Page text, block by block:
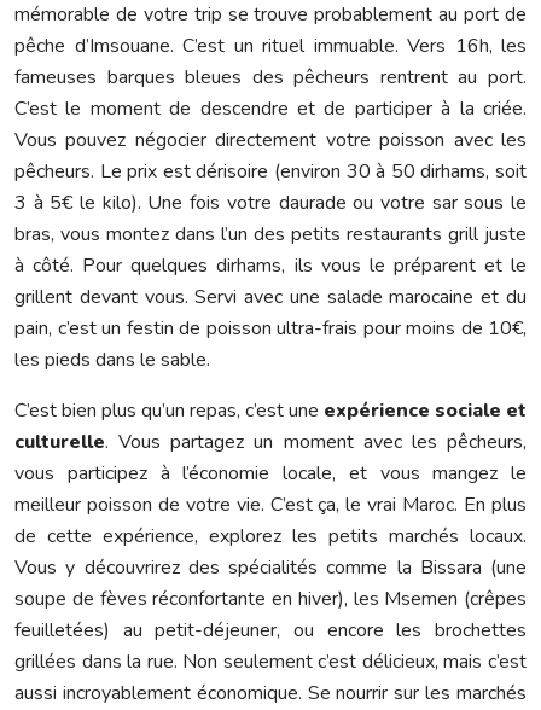
mémorable de votre trip se trouve probablement au port de
pêche d’Imsouane. C’est un rituel immuable. Vers 16h, les
fameuses barques bleues des pêcheurs rentrent au port.
C’est le moment de descendre et de participer à la criée.
Vous pouvez négocier directement votre poisson avec les
pêcheurs. Le prix est dérisoire (environ 30 à 50 dirhams, soit
3 à 5€ le kilo). Une fois votre daurade ou votre sar sous le
bras, vous montez dans l’un des petits restaurants grill juste
à côté. Pour quelques dirhams, ils vous le préparent et le
grillent devant vous. Servi avec une salade marocaine et du
pain, c’est un festin de poisson ultra-frais pour moins de 10€,
les pieds dans le sable.
C’est bien plus qu’un repas, c’est une expérience sociale et
culturelle. Vous partagez un moment avec les pêcheurs,
vous participez à l’économie locale, et vous mangez le
meilleur poisson de votre vie. C’est ça, le vrai Maroc. En plus
de cette expérience, explorez les petits marchés locaux.
Vous y découvrirez des spécialités comme la Bissara (une
soupe de fèves réconfortante en hiver), les Msemen (crêpes
feuilletées) au petit-déjeuner, ou encore les brochettes
grillées dans la rue. Non seulement c’est délicieux, mais c’est
aussi incroyablement économique. Se nourrir sur les marchés